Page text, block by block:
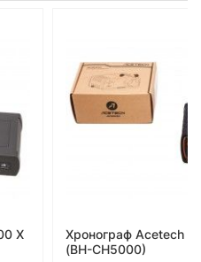
X
Хронограф Acetech
(BH-CH5000)